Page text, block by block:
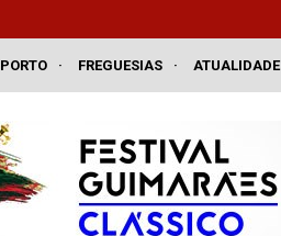
· FREGUESIAS · ATUALIDADE